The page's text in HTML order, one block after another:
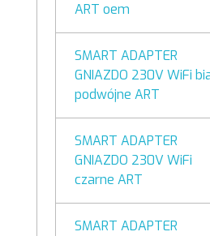
ART oem
SMART ADAPTER
GNIAZDO 230V WiFi
podwójne ART
SMART ADAPTER
GNIAZDO 230V WiFi
czarne ART
SMART ADAPTER